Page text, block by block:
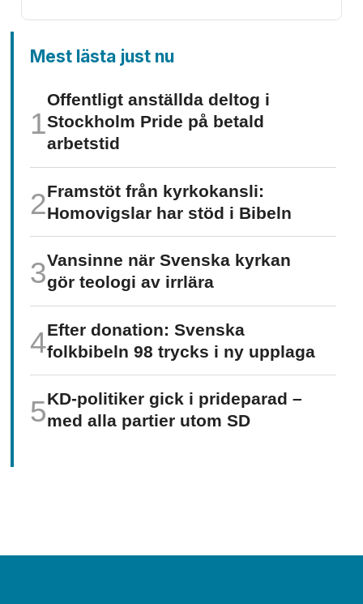
Mest lästa just nu
Offentligt anställda deltog i
Stockholm Pride på betald
arbetstid
Framstöt från kyrkokansli:
Homo­vigslar har stöd i Bibeln
Vansinne när Svenska kyrkan
gör teologi av irrlära
Efter donation: Svenska
folkbibeln 98 trycks i ny upplaga
KD-politiker gick i prideparad –
med alla partier utom SD